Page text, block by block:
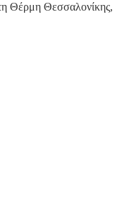
Θέρμη Θεσσαλονίκης,